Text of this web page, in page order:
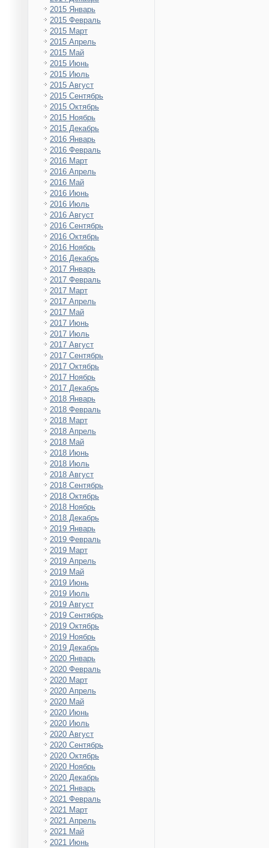
2015 Январь
2015 Февраль
2015 Март
2015 Апрель
2015 Май
2015 Июнь
2015 Июль
2015 Август
2015 Сентябрь
2015 Октябрь
2015 Ноябрь
2015 Декабрь
2016 Январь
2016 Февраль
2016 Март
2016 Апрель
2016 Май
2016 Июнь
2016 Июль
2016 Август
2016 Сентябрь
2016 Октябрь
2016 Ноябрь
2016 Декабрь
2017 Январь
2017 Февраль
2017 Март
2017 Апрель
2017 Май
2017 Июнь
2017 Июль
2017 Август
2017 Сентябрь
2017 Октябрь
2017 Ноябрь
2017 Декабрь
2018 Январь
2018 Февраль
2018 Март
2018 Апрель
2018 Май
2018 Июнь
2018 Июль
2018 Август
2018 Сентябрь
2018 Октябрь
2018 Ноябрь
2018 Декабрь
2019 Январь
2019 Февраль
2019 Март
2019 Апрель
2019 Май
2019 Июнь
2019 Июль
2019 Август
2019 Сентябрь
2019 Октябрь
2019 Ноябрь
2019 Декабрь
2020 Январь
2020 Февраль
2020 Март
2020 Апрель
2020 Май
2020 Июнь
2020 Июль
2020 Август
2020 Сентябрь
2020 Октябрь
2020 Ноябрь
2020 Декабрь
2021 Январь
2021 Февраль
2021 Март
2021 Апрель
2021 Май
2021 Июнь